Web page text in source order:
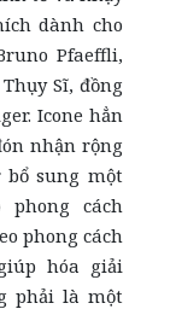
dành cho
Pfaeffli,
Sĩ, đồng
Icone hẳn
nhận rộng
sung một
cách
phong cách
hóa giải
phải là một